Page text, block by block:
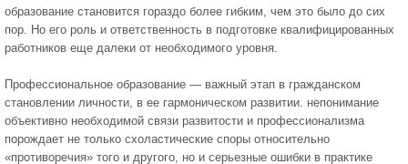
образование становится гораздо более гибким, чем это было до сих
пор. Но его роль и ответствен­ность в подготовке квалифицированных
работников еще далеки от необходимого уровня.
Профессиональное образование — важный этап в гражданском
становлении лично­сти, в ее гармоническом развитии. непонимание
объективно необходимой связи разви­тости и профессионализма
порождает не только схоластические споры относительно
«противоречия» того и другого, но и серьезные ошибки в практике